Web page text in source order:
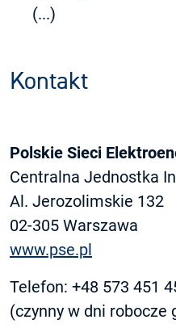
(...)
Kontakt
Polskie Sieci
Centralna Jednostka
Al. Jerozolimskie 132
02-305 Warsz­awa
www.pse.pl
Telefon: +48 573 451
(czynny w dni robocze